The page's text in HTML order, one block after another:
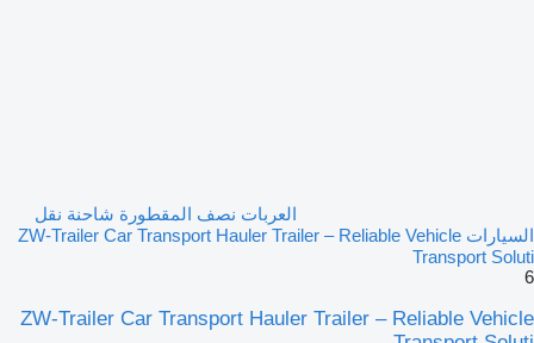
العربات نصف المقطورة شاحنة نقل
السيارات ZW-Trailer Car Transport Hauler Trailer – Reliable Vehicle
Transport Soluti
6
ZW-Trailer Car Transport Hauler Trailer – Reliable Vehicle